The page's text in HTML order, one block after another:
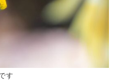
す